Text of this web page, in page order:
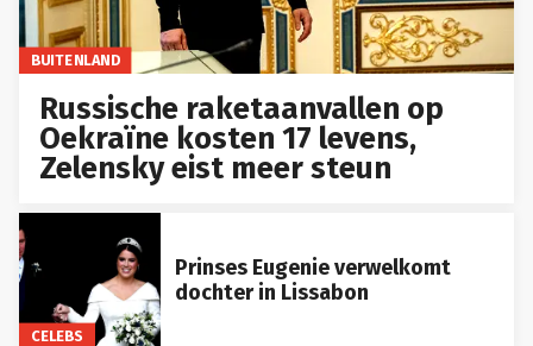
BUITENLAND
Russische raketaanvallen op
Oekraïne kosten 17 levens,
Zelensky eist meer steun
CELEBS
Prinses Eugenie verwelkomt
dochter in Lissabon